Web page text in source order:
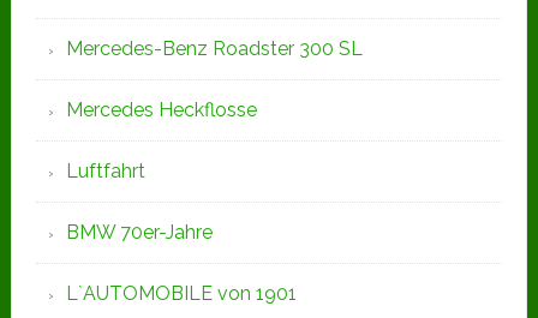
Mercedes-Benz Roadster 300 SL
Mercedes Heckflosse
Luftfahrt
BMW 70er-Jahre
L`AUTOMOBILE von 1901